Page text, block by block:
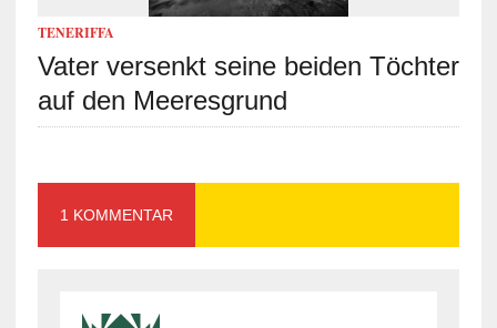
TENERIFFA
Vater versenkt seine beiden Töchter
auf den Meeresgrund
1 KOMMENTAR